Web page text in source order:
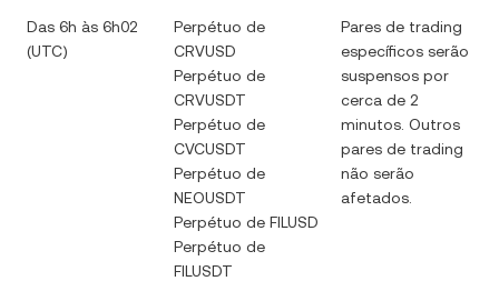
Das 6h às 6h02
(UTC)
Perpétuo de
CRVUSD
Perpétuo de
CRVUSDT
Perpétuo de
CVCUSDT
Perpétuo de
NEOUSDT
Perpétuo de FILUSD
Perpétuo de
FILUSDT
Pares de trading
específicos serão
suspensos por
cerca de 2
minutos. Outros
pares de trading
não serão
afetados.